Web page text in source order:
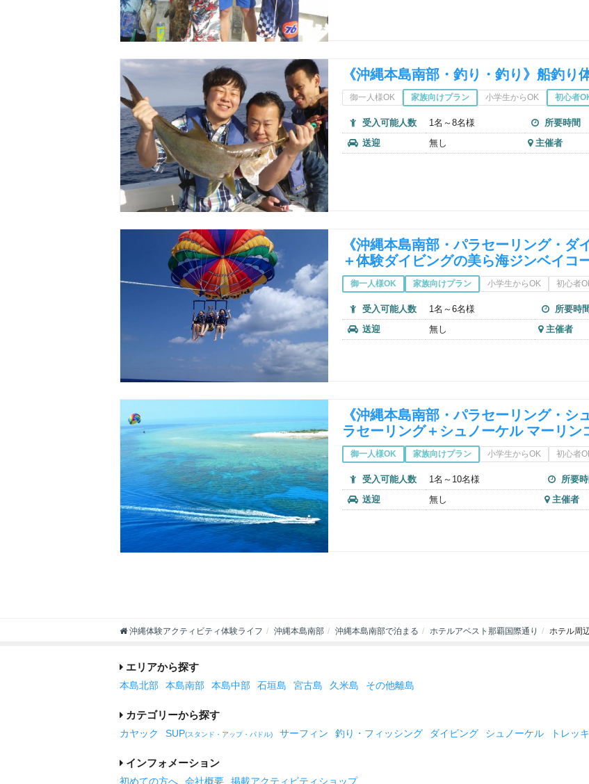
《沖縄本島南部・釣り・釣り》船釣り
御一人様OK 家族向けプラン 小学生からOK 初心者
受入可能人数 1名～8名様 所要時間
送迎
無し 主催者
《沖縄本島南部・パラセーリング・
＋体験ダイビングの美ら海ジンベイコ
御一人様OK 家族向けプラン 小学生からOK 初心者
受入可能人数 1名～6名様 所要時間
送迎
無し 主催者
《沖縄本島南部・パラセーリング・
ラセーリング＋シュノーケル マーリン
御一人様OK 家族向けプラン 小学生からOK 初心者
受入可能人数 1名～10名様 所要
送迎
無し 主催者
沖縄体験アクティビティ体験ライフ 沖縄本島南部 沖縄本島南部で泊まる ホテルアベスト那覇国際通り ホテル周
エリアから探す
本島北部 本島南部 本島中部 石垣島 宮古島 久米島 その他離島
カテゴリーから探す
カヤック SUP(スタンド・アップ・パドル) サーフィン 釣り・フィッシング ダイビング シュノーケル トレッ
インフォメーション
初めての方へ 会社概要 掲載アクティビティショップ